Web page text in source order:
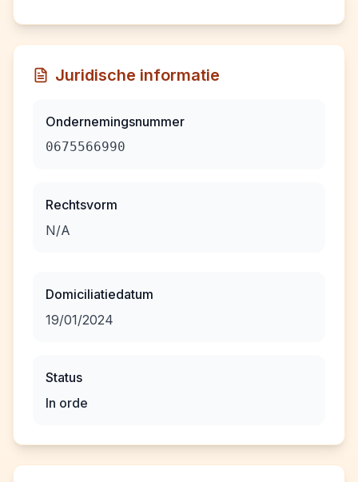
Juridische informatie
Ondernemingsnummer
0675566990
Rechtsvorm
N/A
Domiciliatiedatum
19/01/2024
Status
In orde